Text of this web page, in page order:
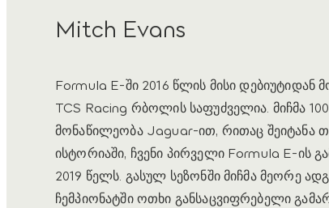
Mitch Evans
Formula E-ში 2016 წლის მისი დებიუტიდან
TCS Racing რბოლის საფუძველია. მიჩმა
მონაწილეობა Jaguar-ით, რითაც შეიტანა
ისტორიაში, ჩვენი პირველი Formula E-ის
2019 წელს. გასულ სეზონში მიჩმა მეორე
ჩემპიონატში ოთხი განსაცვიფრებელი